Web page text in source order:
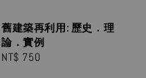
舊建築再利用: 歷史．理
論．實例
Regular
NT$ 750